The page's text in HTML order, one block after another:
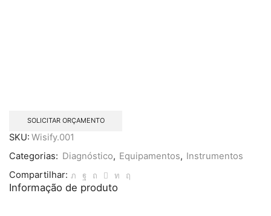
SOLICITAR ORÇAMENTO
SKU: Wisify.001
Categorias: Diagnóstico, Equipamentos,
Instrumentos
Compartilhar:
Informação de produto